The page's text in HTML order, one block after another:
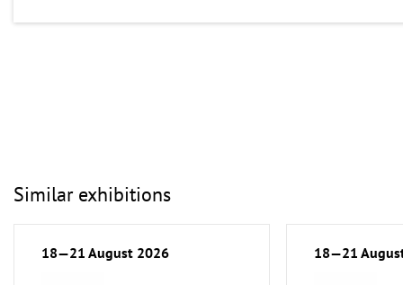
Similar exhibitions
18—21 August 2026 18—21